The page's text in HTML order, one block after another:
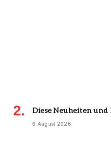
Diese Neuheiten
6 August 2026